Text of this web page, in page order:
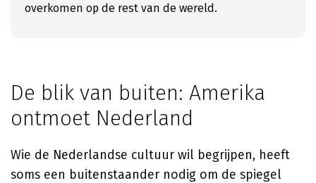
overkomen op de rest van de wereld.
De blik van buiten: Amerika
ontmoet Nederland
Wie de Nederlandse cultuur wil begrijpen, heeft
soms een buitenstaander nodig om de spiegel